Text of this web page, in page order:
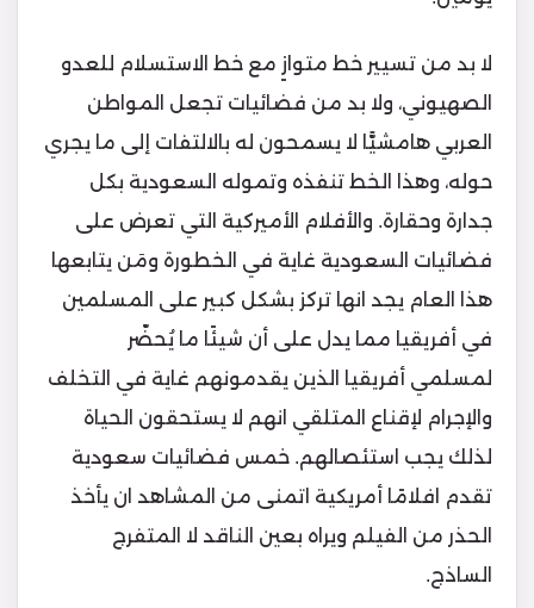
لا بد من تسيير خط متوازٍ مع خط الاستسلام للعدو
الصهيوني، ولا بد من فضائيات تجعل المواطن
العربي هامشيًّا لا يسمحون له بالالتفات إلى ما يجري
حوله، وهذا الخط تنفذه وتموله السعودية بكل
جدارة وحقارة. والأفلام الأميركية التي تعرض على
فضائيات السعودية غاية في الخطورة ومَن يتابعها
هذا العام يجد انها تركز بشكل كبير على المسلمين
في أفريقيا مما يدل على أن شيئًا ما يُحضّر
لمسلمي أفريقيا الذين يقدمونهم غاية في التخلف
والإجرام لإقناع المتلقي انهم لا يستحقون الحياة
لذلك يجب استئصالهم. خمس فضائيات سعودية
تقدم افلامًا أمريكية اتمنى من المشاهد ان يأخذ
الحذر من الفيلم ويراه بعين الناقد لا المتفرج
الساذج.